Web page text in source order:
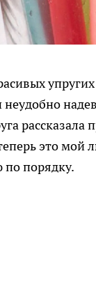
рассказала
это мой
порядку.